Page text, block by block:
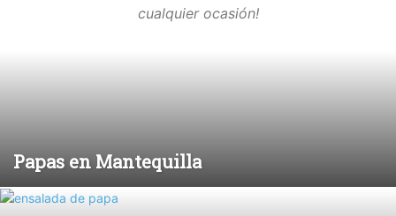
cualquier ocasión!
Papas en Mantequilla